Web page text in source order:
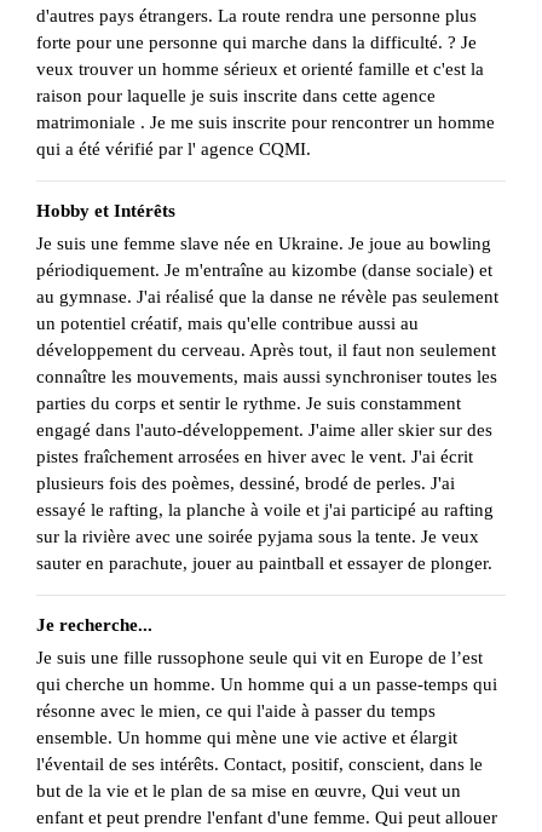
d'autres pays étrangers. La route rendra une personne plus
forte pour une personne qui marche dans la difficulté. ? Je
veux trouver un homme sérieux et orienté famille et c'est la
raison pour laquelle je suis inscrite dans cette agence
matrimoniale . Je me suis inscrite pour rencontrer un homme
qui a été vérifié par l' agence CQMI.
Hobby et Intérêts
Je suis une femme slave née en Ukraine. Je joue au bowling
périodiquement. Je m'entraîne au kizombe (danse sociale) et
au gymnase. J'ai réalisé que la danse ne révèle pas seulement
un potentiel créatif, mais qu'elle contribue aussi au
développement du cerveau. Après tout, il faut non seulement
connaître les mouvements, mais aussi synchroniser toutes les
parties du corps et sentir le rythme. Je suis constamment
engagé dans l'auto-développement. J'aime aller skier sur des
pistes fraîchement arrosées en hiver avec le vent. J'ai écrit
plusieurs fois des poèmes, dessiné, brodé de perles. J'ai
essayé le rafting, la planche à voile et j'ai participé au rafting
sur la rivière avec une soirée pyjama sous la tente. Je veux
sauter en parachute, jouer au paintball et essayer de plonger.
Je recherche...
Je suis une fille russophone seule qui vit en Europe de l’est
qui cherche un homme. Un homme qui a un passe-temps qui
résonne avec le mien, ce qui l'aide à passer du temps
ensemble. Un homme qui mène une vie active et élargit
l'éventail de ses intérêts. Contact, positif, conscient, dans le
but de la vie et le plan de sa mise en œuvre, Qui veut un
enfant et peut prendre l'enfant d'une femme. Qui peut allouer